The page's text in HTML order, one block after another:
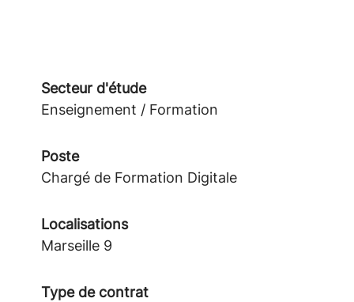
Secteur d'étude
Enseignement / Formation
Poste
Chargé de Formation Digitale
Localisations
Marseille 9
Type de contrat